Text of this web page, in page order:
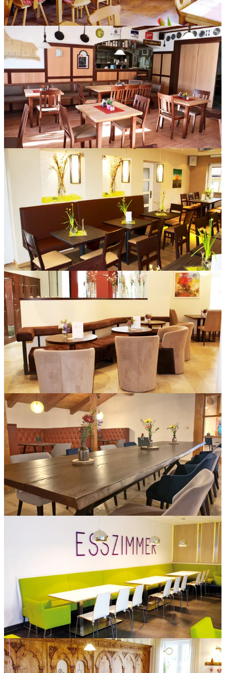
Holztische im Wirtshaus beim Füchsle in Kirch-Siebnach.
Vierfuß-Holztische im Fränkischen Hof in Dinkelsbühl.
Säulentische mit HPL-Platte in der freikirchlichen Gemeinde
Hersbruck.
Runde Säulentische für einen gemütlichen Sitzbereich mit
gepolsterten Sesseln und Bänken. Im Café Merano Pähl.
Tischplatte aus 3 Planken, Eiche massiv mit Baumkante,
Gestell X-Wange aus Schwarzstahl. Im Strandblick in
Säulentisch mit gepolsterter Sitzbank im Toolcraft in
Georgensgmünd.